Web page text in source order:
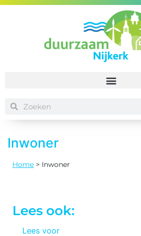
Inwoner
Home > Inwoner
Lees ook:
Lees voor